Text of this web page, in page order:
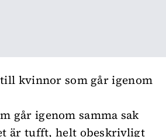
kvinnor som går igenom
går igenom samma sak
är tufft, helt obeskrivligt